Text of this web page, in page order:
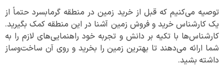
توصیه می‌کنیم که قبل از خرید زمین در منطقه گرمابسرد حتماً از
یک کارشناس خرید و فروش زمین آشنا در این منطقه کمک بگیرید.
کارشناس‌ها با تکیه بر دانش و تجربه خود راهنمایی‌های لازم را به
شما ارائه می‌دهند تا بهترین زمین را بخرید و روی آن ساخت‌و‌ساز
داشته بشید.